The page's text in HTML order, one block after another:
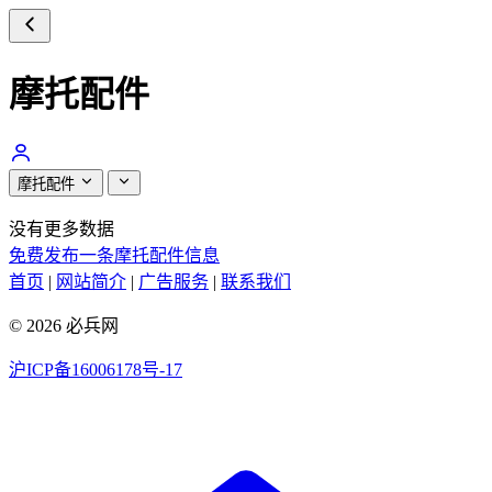
摩托配件
摩托配件
没有更多数据
免费发布一条摩托配件信息
首页 | 网站简介 | 广告服务 | 联系我们
© 2026 必兵网
沪ICP备16006178号-17